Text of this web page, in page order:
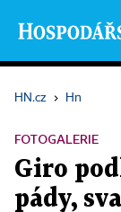
HN.cz › Hn
FOTOGALERIE
Giro
pády,